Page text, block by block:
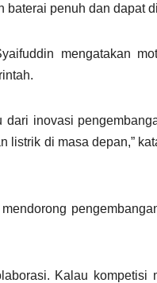
penuh dan dapat
mengatakan
inovasi
listrik di masa depan,”
Kalau